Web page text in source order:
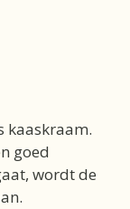
kaaskraam.
goed
wordt de